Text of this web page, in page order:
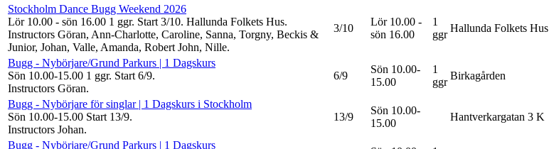
Stockholm Dance Bugg Weekend 2026
Lör 10.00 - sön 16.00 1 ggr. Start 3/10. Hallunda Folkets Hus.
Instructors Göran, Ann-Charlotte, Caroline, Sanna, Torgny, Beckis &
Junior, Johan, Valle, Amanda, Robert John, Nille.
3/10
Lör 10.00 -
sön 16.00
1
ggr
Hallunda Folkets Hus
Bugg - Nybörjare/Grund Parkurs | 1 Dagskurs
Sön 10.00-15.00 1 ggr. Start 6/9.
Instructors Göran.
6/9
Sön 10.00-
15.00
1
ggr
Birkagården
Bugg - Nybörjare för singlar | 1 Dagskurs i Stockholm
Sön 10.00-15.00 Start 13/9.
Instructors Johan.
13/9
Sön 10.00-
15.00
Hantverkargatan 3 K
Bugg - Nybörjare/Grund Parkurs | 1 Dagskurs